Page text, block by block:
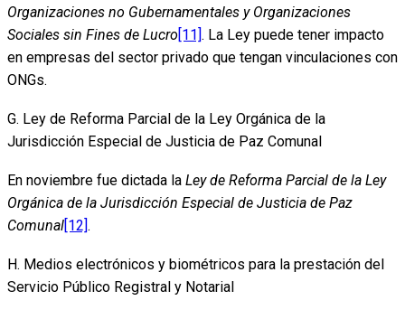
Organizaciones no Gubernamentales y Organizaciones
Sociales sin Fines de Lucro [11] . La Ley puede tener impacto
en empresas del sector privado que tengan vinculaciones con
ONGs.
G. Ley de Reforma Parcial de la Ley Orgánica de la
Jurisdicción Especial de Justicia de Paz Comunal
En noviembre fue dictada la Ley de Reforma Parcial de la Ley
Orgánica de la Jurisdicción Especial de Justicia de Paz
Comunal [12] .
H. Medios electrónicos y biométricos para la prestación del
Servicio Público Registral y Notarial